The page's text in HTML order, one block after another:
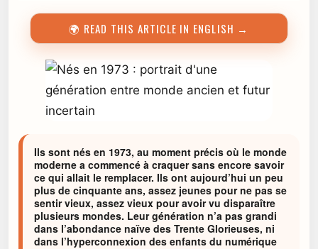
🌍 READ THIS ARTICLE IN ENGLISH →
Ils sont nés en 1973, au moment précis où le monde
moderne a commencé à craquer sans encore savoir
ce qui allait le remplacer. Ils ont aujourd’hui un peu
plus de cinquante ans, assez jeunes pour ne pas se
sentir vieux, assez vieux pour avoir vu disparaître
plusieurs mondes. Leur génération n’a pas grandi
dans l’abondance naïve des Trente Glorieuses, ni
dans l’hyperconnexion des enfants du numérique